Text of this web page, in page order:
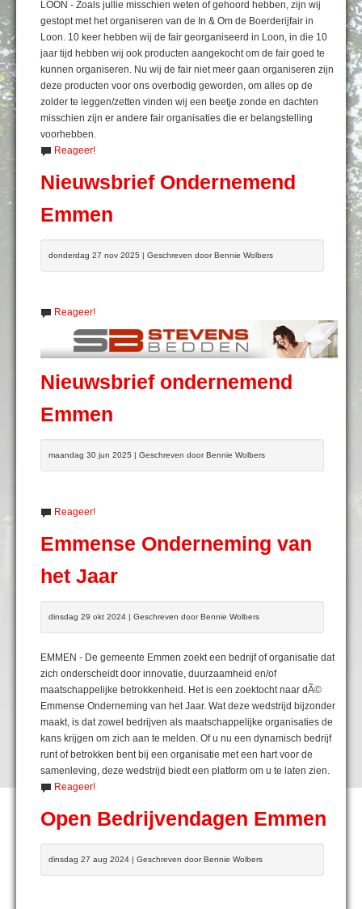
LOON - Zoals jullie misschien weten of gehoord hebben, zijn wij
gestopt met het organiseren van de In & Om de Boerderijfair in
Loon. 10 keer hebben wij de fair georganiseerd in Loon, in die 10
jaar tijd hebben wij ook producten aangekocht om de fair goed te
kunnen organiseren. Nu wij de fair niet meer gaan organiseren zijn
deze producten voor ons overbodig geworden, om alles op de
zolder te leggen/zetten vinden wij een beetje zonde en dachten
misschien zijn er andere fair organisaties die er belangstelling
voorhebben.
Reageer!
Nieuwsbrief Ondernemend
Emmen
donderdag 27 nov 2025 | Geschreven door Bennie Wolbers
Reageer!
Nieuwsbrief ondernemend
Emmen
maandag 30 jun 2025 | Geschreven door Bennie Wolbers
Reageer!
Emmense Onderneming van
het Jaar
dinsdag 29 okt 2024 | Geschreven door Bennie Wolbers
EMMEN - De gemeente Emmen zoekt een bedrijf of organisatie dat
zich onderscheidt door innovatie, duurzaamheid en/of
maatschappelijke betrokkenheid. Het is een zoektocht naar dÃ©
Emmense Onderneming van het Jaar. Wat deze wedstrijd bijzonder
maakt, is dat zowel bedrijven als maatschappelijke organisaties de
kans krijgen om zich aan te melden. Of u nu een dynamisch bedrijf
runt of betrokken bent bij een organisatie met een hart voor de
samenleving, deze wedstrijd biedt een platform om u te laten zien.
Reageer!
Open Bedrijvendagen Emmen
dinsdag 27 aug 2024 | Geschreven door Bennie Wolbers